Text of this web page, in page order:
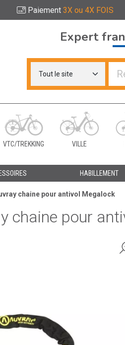
Paiement 3X ou 4X FOIS
du Vélo Votre distributeurs de
Expert
VTC/TREKKING VILLE
HABILLEMENT
chaine pour antivol Megalock
chaine pour